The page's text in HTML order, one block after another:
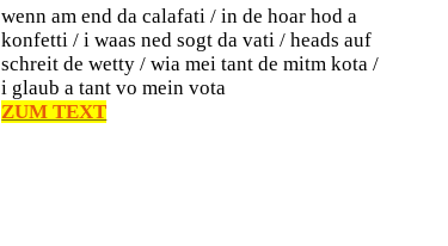
wenn am end da calafati / in de hoar hod a
konfetti / i waas ned sogt da vati / heads auf
schreit de wetty / wia mei tant de mitm kota /
i glaub a tant vo mein vota
ZUM TEXT